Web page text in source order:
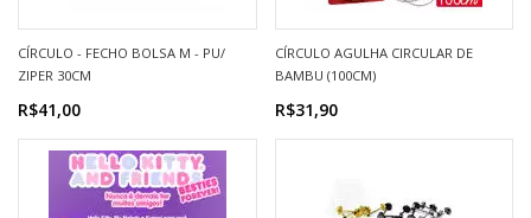
CÍRCULO - FECHO BOLSA M - PU/
ZIPER 30CM
R$41,00
CÍRCULO AGULHA CIRCULAR DE
BAMBU (100CM)
R$31,90